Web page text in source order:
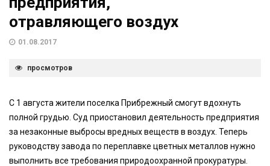
отравляющего воздух
01.08.2017
просмотров
С 1 августа жители поселка Прибрежный смогут вдохнуть
полной грудью. Суд приостановил деятельность предприятия
за незаконные выбросы вредных веществ в воздух. Теперь
руководству завода по переплавке цветных металлов нужно
выполнить все требования природоохранной прокуратуры.